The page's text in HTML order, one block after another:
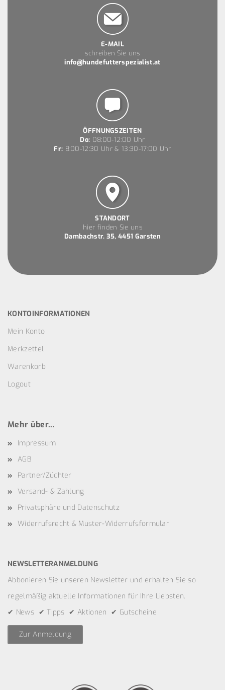
E-MAIL
schreiben Sie uns
info@hundefutterspezialist.at
ÖFFNUNGSZEITEN
Do: 08:00-12:00 Uhr
Fr: 8:00-12:30 Uhr & 13:30-17:00 Uhr
STANDORT
hier finden Sie uns
Dambachstr. 35, 4451 Garsten
KONTOINFORMATIONEN
Mein Konto
Merkzettel
Warenkorb
Logout
Mehr über...
Impressum
AGB
Partner/Züchter
Versand- & Zahlung
Privatsphäre und Datenschutz
Widerrufsrecht & Muster-Widerrufsformular
NEWSLETTERANMELDUNG
Abbonieren Sie unseren Newsletter und erhalten Sie so
regelmäßig aktuelle Informationen für Ihre Liebsten.
✔ News ✔ Tipps ✔ Aktionen ✔ Gutscheine
Zur Anmeldung